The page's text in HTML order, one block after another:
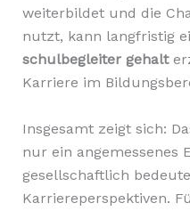
weiterbildet und die
nutzt, kann langfristig
schulbegleiter gehalt
Karriere im
Insgesamt zeigt sich:
nur ein angemessenes
gesellschaftlich
Karriereperspektiven.